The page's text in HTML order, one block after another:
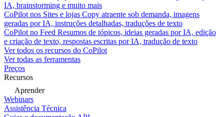
IA, brainstorming e muito mais
CoPilot nos Sites e lojas Copy atraente sob demanda, imagens
geradas por IA, instruções detalhadas, traduções de texto
CoPilot no Feed Resumos de tópicos, ideias geradas por IA, edição
e criação de texto, respostas escritas por IA, tradução de texto
Ver todos os recursos do CoPilot
Ver todas as ferramentas
Preços
Recursos
Aprender
Webinars
Assistência Técnica